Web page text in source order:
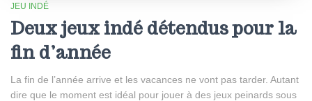
JEU INDÉ
Deux jeux indé détendus pour la
fin d’année
La fin de l’année arrive et les vacances ne vont pas tarder. Autant
dire que le moment est idéal pour jouer à des jeux peinards sous